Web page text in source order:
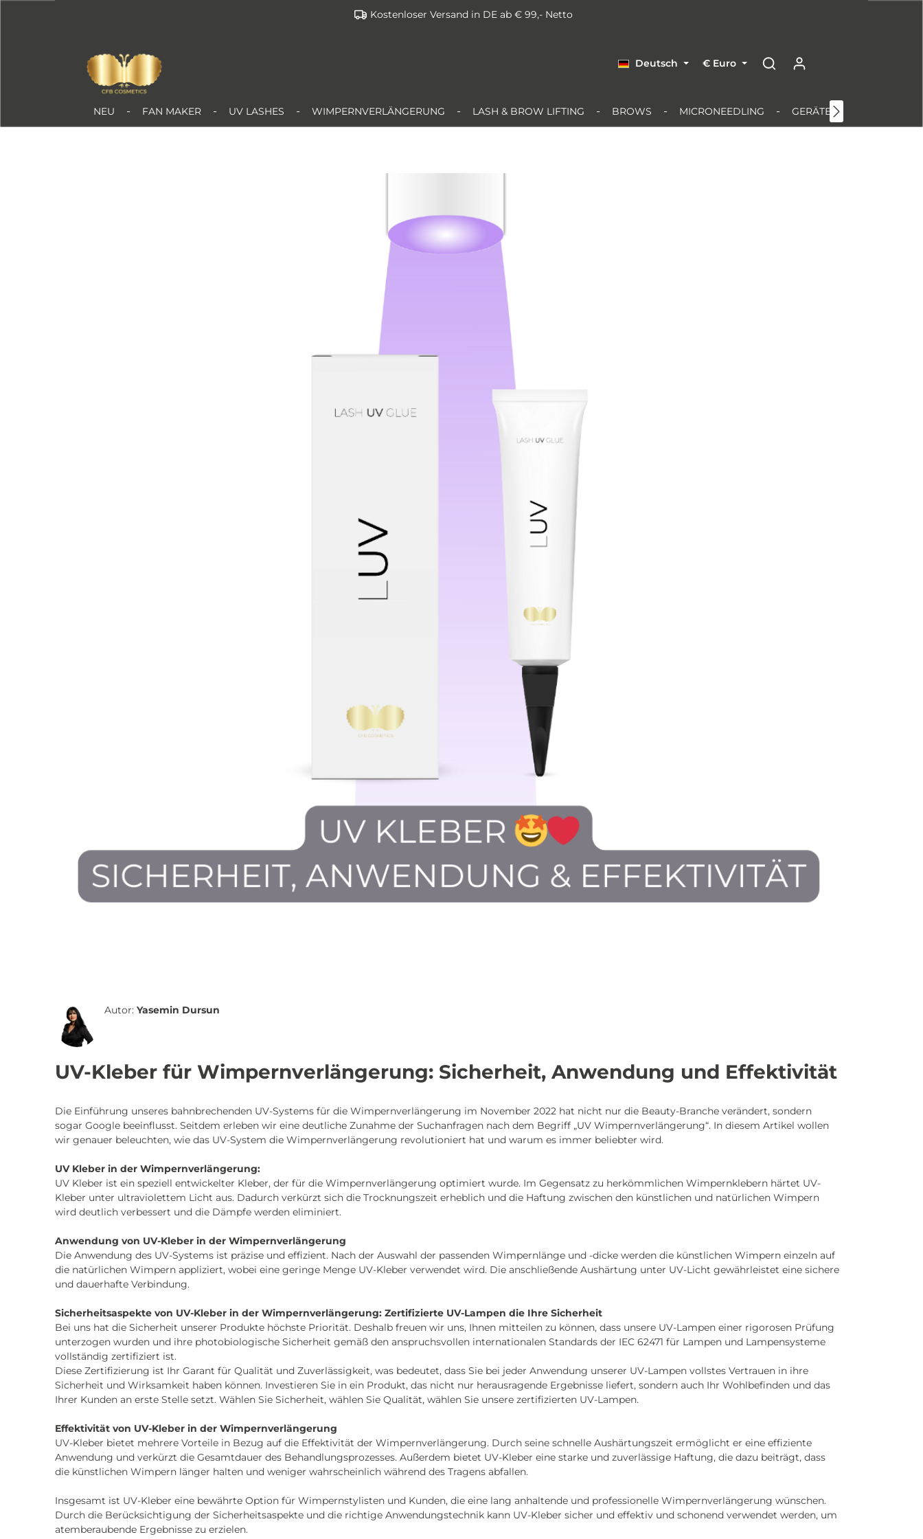
Kostenloser Versand in DE ab € 99,- Netto
Deutsch € Euro
NEU FAN MAKER UV LASHES WIMPERNVERLÄNGERUNG LASH & BROW LIFTING BROWS MICRONEEDLING GERÄTE & EQUIPMENT
Autor: Yasemin Dursun
UV-Kleber für Wimpernverlängerung: Sicherheit, Anwendung und Effektivität
Die Einführung unseres bahnbrechenden UV-Systems für die Wimpernverlängerung im November 2022 hat nicht nur die Beauty-Branche verändert, sondern
sogar Google beeinflusst. Seitdem erleben wir eine deutliche Zunahme der Suchanfragen nach dem Begriff „UV Wimpernverlängerung“. In diesem Artikel wollen
wir genauer beleuchten, wie das UV-System die Wimpernverlängerung revolutioniert hat und warum es immer beliebter wird.
UV Kleber in der Wimpernverlängerung:
UV Kleber ist ein speziell entwickelter Kleber, der für die Wimpernverlängerung optimiert wurde. Im Gegensatz zu herkömmlichen Wimpernklebern härtet UV-
Kleber unter ultraviolettem Licht aus. Dadurch verkürzt sich die Trocknungszeit erheblich und die Haftung zwischen den künstlichen und natürlichen Wimpern
wird deutlich verbessert und die Dämpfe werden eliminiert.
Anwendung von UV-Kleber in der Wimpernverlängerung
Die Anwendung des UV-Systems ist präzise und effizient. Nach der Auswahl der passenden Wimpernlänge und -dicke werden die künstlichen Wimpern einzeln auf
die natürlichen Wimpern appliziert, wobei eine geringe Menge UV-Kleber verwendet wird. Die anschließende Aushärtung unter UV-Licht gewährleistet eine sichere
und dauerhafte Verbindung.
Sicherheitsaspekte von UV-Kleber in der Wimpernverlängerung: Zertifizierte UV-Lampen die Ihre Sicherheit
Bei uns hat die Sicherheit unserer Produkte höchste Priorität. Deshalb freuen wir uns, Ihnen mitteilen zu können, dass unsere UV-Lampen einer rigorosen Prüfung
unterzogen wurden und ihre photobiologische Sicherheit gemäß den anspruchsvollen internationalen Standards der IEC 62471 für Lampen und Lampensysteme
vollständig zertifiziert ist.
Diese Zertifizierung ist Ihr Garant für Qualität und Zuverlässigkeit, was bedeutet, dass Sie bei jeder Anwendung unserer UV-Lampen vollstes Vertrauen in ihre
Sicherheit und Wirksamkeit haben können. Investieren Sie in ein Produkt, das nicht nur herausragende Ergebnisse liefert, sondern auch Ihr Wohlbefinden und das
Ihrer Kunden an erste Stelle setzt. Wählen Sie Sicherheit, wählen Sie Qualität, wählen Sie unsere zertifizierten UV-Lampen.
Effektivität von UV-Kleber in der Wimpernverlängerung
UV-Kleber bietet mehrere Vorteile in Bezug auf die Effektivität der Wimpernverlängerung. Durch seine schnelle Aushärtungszeit ermöglicht er eine effiziente
Anwendung und verkürzt die Gesamtdauer des Behandlungsprozesses. Außerdem bietet UV-Kleber eine starke und zuverlässige Haftung, die dazu beiträgt, dass
die künstlichen Wimpern länger halten und weniger wahrscheinlich während des Tragens abfallen.
Insgesamt ist UV-Kleber eine bewährte Option für Wimpernstylisten und Kunden, die eine lang anhaltende und professionelle Wimpernverlängerung wünschen.
Durch die Berücksichtigung der Sicherheitsaspekte und die richtige Anwendungstechnik kann UV-Kleber sicher und effektiv und schonend verwendet werden, um
atemberaubende Ergebnisse zu erzielen.